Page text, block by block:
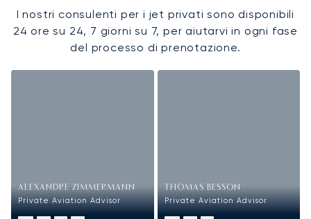
I nostri consulenti per i jet privati sono disponibili
24 ore su 24, 7 giorni su 7, per aiutarvi in ogni fase
del processo di prenotazione.
ALEXANDRE ZIMMERMANN
Private Aviation Advisor
THOMAS BESSON
Private Aviation Advisor